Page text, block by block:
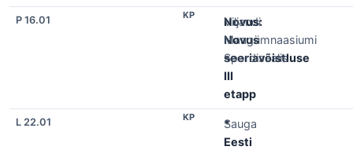
P 16.01 KP
Novus:
Novus
seeriavõistluse
III
etapp
Viljandi
Maagümnaasiumi
Spordisaalis
L 22.01 KP
*
Eesti
Sauga